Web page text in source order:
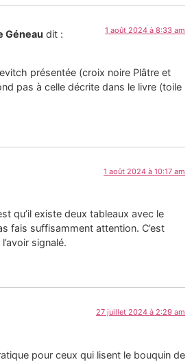
Géneau dit : 1 août 2024 à 8:33 am
présentée (croix noire Plâtre et
pas à celle décrite dans le livre (toile
1 août 2024 à 10:17 am
qu’il existe deux tableaux avec le
fais suffisamment attention. C’est
signalé.
27 juillet 2024 à 2:29 am
pour ceux qui lisent le bouquin de